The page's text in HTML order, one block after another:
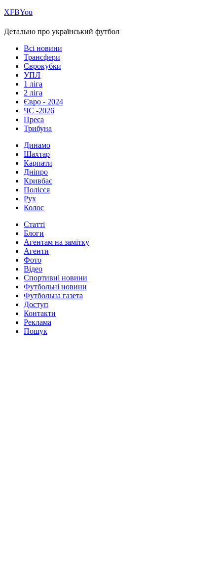
ХFBYou
Детально про український футбол
Всі новини
Трансфери
Єврокубки
УПЛ
1 ліга
2 ліга
Євро - 2024
ЧС -2026
Преса
Трибуна
Динамо
Шахтар
Карпати
Дніпро
Кривбас
Полісся
Рух
Колос
Статті
Блоги
Агентам на замітку
Агенти
Фото
Відео
Спортивні новини
Футбольні новини
Футбольна газета
Доступ
Контакти
Реклама
Пошук